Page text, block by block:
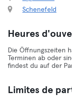
Schenefeld
Heures
Die Öffnungszeiten
Terminen ab oder
findest du auf der
Limites de